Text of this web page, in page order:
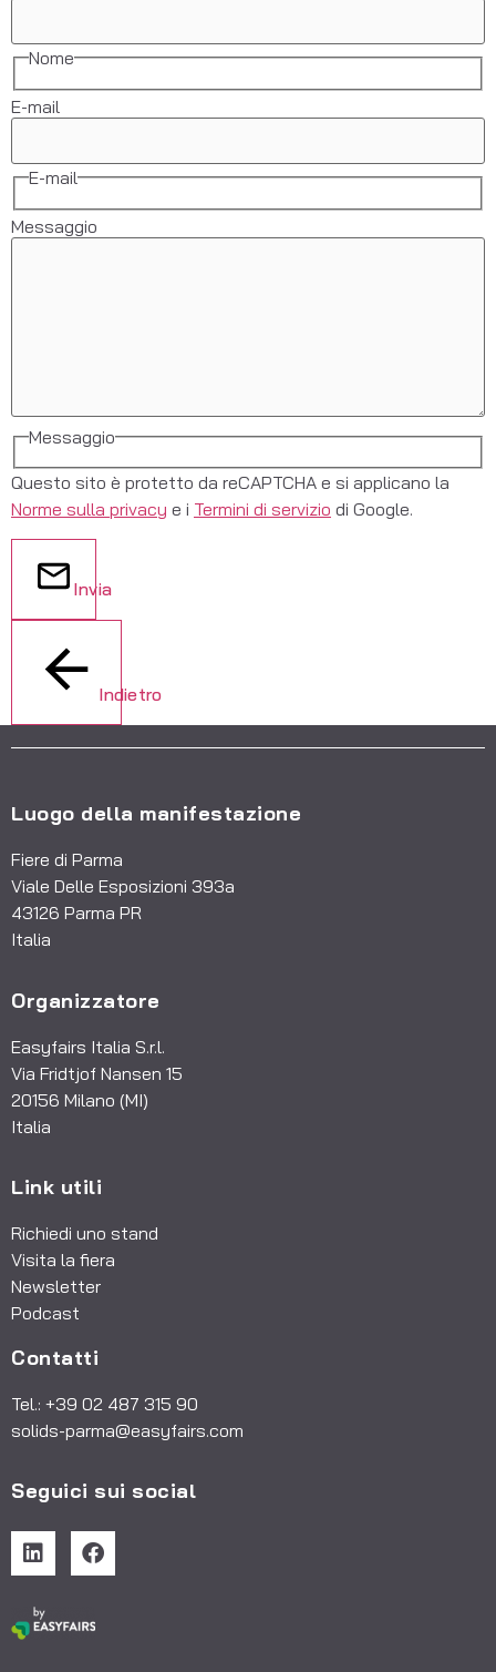
Nome
E-mail
E-mail
Messaggio
Messaggio
Questo sito è protetto da reCAPTCHA e si applicano la
Norme sulla privacy e i Termini di servizio di Google.
Invia
Indietro
Luogo della manifestazione
Fiere di Parma
Viale Delle Esposizioni 393a
43126 Parma PR
Italia
Organizzatore
Easyfairs Italia S.r.l.
Via Fridtjof Nansen 15
20156 Milano (MI)
Italia
Link utili
Richiedi uno stand
Visita la fiera
Newsletter
Podcast
Contatti
Tel.: +39 02 487 315 90
solids-parma@easyfairs.com
Seguici sui social